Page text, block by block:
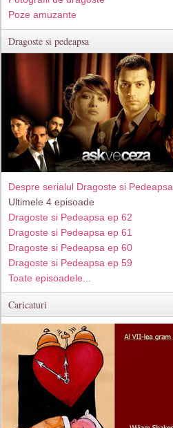
Poze amuzante
Dragoste si pedeapsa
Despre serialul Dragoste si Pedeapsa
Ultimele 4 episoade
Dragoste si Pedeapsa ep 62
Dragoste si Pedeapsa ep 61
Dragoste si Pedeapsa ep 60
Dragoste si Pedeapsa ep 59
Toate episoadele...
Caricaturi